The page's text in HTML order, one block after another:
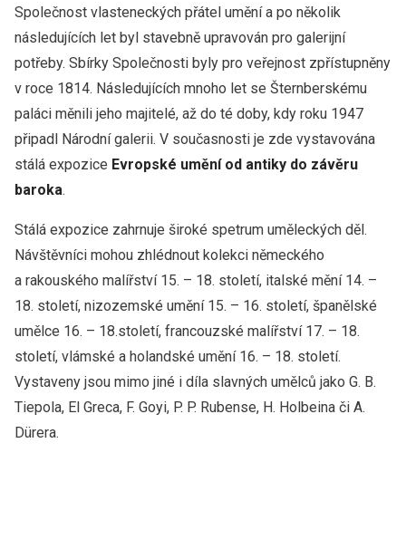
Společnost vlasteneckých přátel umění a po několik
následujících let byl stavebně upravován pro galerijní
potřeby. Sbírky Společnosti byly pro veřejnost zpřístupněny
v roce 1814. Následujících mnoho let se Šternberskému
paláci měnili jeho majitelé, až do té doby, kdy roku 1947
připadl Národní galerii. V současnosti je zde vystavována
stálá expozice Evropské umění od antiky do závěru
baroka.
Stálá expozice zahrnuje široké spetrum uměleckých děl.
Návštěvníci mohou zhlédnout kolekci německého
a rakouského malířství 15. – 18. století, italské mění 14. –
18. století, nizozemské umění 15. – 16. století, španělské
umělce 16. – 18.století, francouzské malířství 17. – 18.
století, vlámské a holandské umění 16. – 18. století.
Vystaveny jsou mimo jiné i díla slavných umělců jako G. B.
Tiepola, El Greca, F. Goyi, P. P. Rubense, H. Holbeina či A.
Dürera.